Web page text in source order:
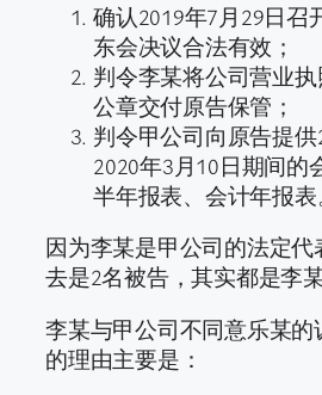
确认2019年7月29日召
东会决议合法有效；
判令李某将公司营业
公章交付原告保管；
判令甲公司向原告提
2020年3月10日期间的
半年报表、会计年报表
因为李某是甲公司的法定
去是2名被告，其实都是李
李某与甲公司不同意乐某的
的理由主要是：